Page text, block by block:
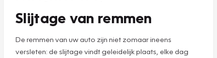
Slijtage van remmen
De remmen van uw auto zijn niet zomaar ineens
versleten: de slijtage vindt geleidelijk plaats, elke dag